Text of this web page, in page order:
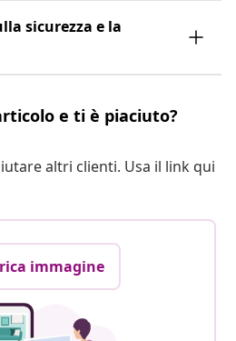
sicurezza e la
e ti è piaciuto?
altri clienti. Usa il link qui
immagine